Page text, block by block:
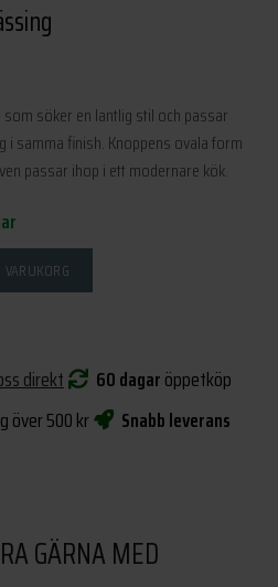
söker en lantlig stil och passar
i samma finish. Knoppens ovala form
passar ihop i ett modernare kök.
VARUKORG
direkt 60 dagaröppetköp
över 500 kr Snabb leverans
GÄRNA MED